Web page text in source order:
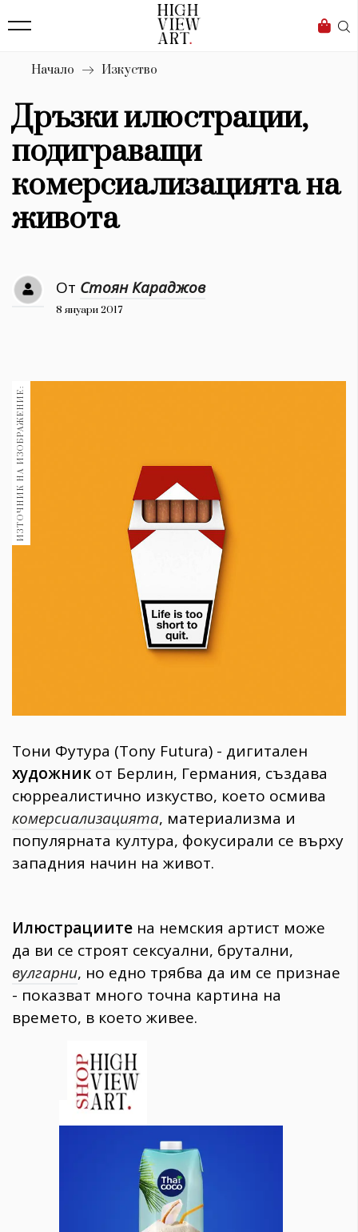
Бизнес
Мода
Dialogue
Изкуство
4340
Красота
777
Дизайн
1272
30+
Гурме
Пътувай
Здраве 389
Gentlemen
НИ
Начало Изкуство
Дръзки илюстрации,
подиграващи
комерсиализацията на
живота
От Стоян Караджов
8 януари 2017
ИЗТОЧНИК НА ИЗОБРАЖЕНИЕ:
Тони Футура (Tony Futura) - дигитален
художник от Берлин, Германия, създава
сюрреалистично изкуство, което осмива
комерсиализацията, материализма и
популярната култура, фокусирали се върху
западния начин на живот.
Илюстрациите на немския артист може
да ви се строят сексуални, брутални,
вулгарни, но едно трябва да им се признае
- показват много точна картина на
времето, в което живее.